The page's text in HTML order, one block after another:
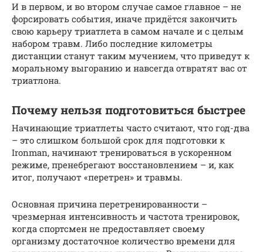
И в первом, и во втором случае самое главное – не
форсировать события, иначе придётся закончить
свою карьеру триатлета в самом начале и с целым
набором травм. Либо последние километры
дистанции станут таким мучением, что приведут к
моральному выгоранию и навсегда отвратят вас от
триатлона.
Почему нельзя подготовиться быстрее
Начинающие триатлеты часто считают, что год-два
– это слишком большой срок для подготовки к
Ironman, начинают тренироваться в ускоренном
режиме, пренебрегают восстановлением – и, как
итог, получают «перетрен» и травмы.
Основная причина перетренированности –
чрезмерная интенсивность и частота тренировок,
когда спортсмен не предоставляет своему
организму достаточное количество времени для